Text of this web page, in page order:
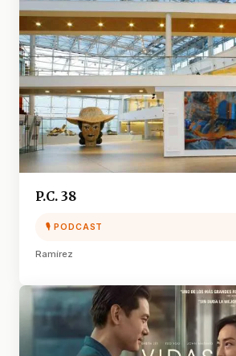
P.C. 38
🎙 PODCAST
Ramírez